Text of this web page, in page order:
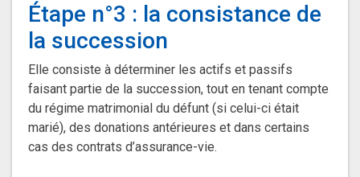
Étape n°3 : la consistance de
la succession
Elle consiste à déterminer les actifs et passifs
faisant partie de la succession, tout en tenant compte
du régime matrimonial du défunt (si celui-ci était
marié), des donations antérieures et dans certains
cas des contrats d’assurance-vie.